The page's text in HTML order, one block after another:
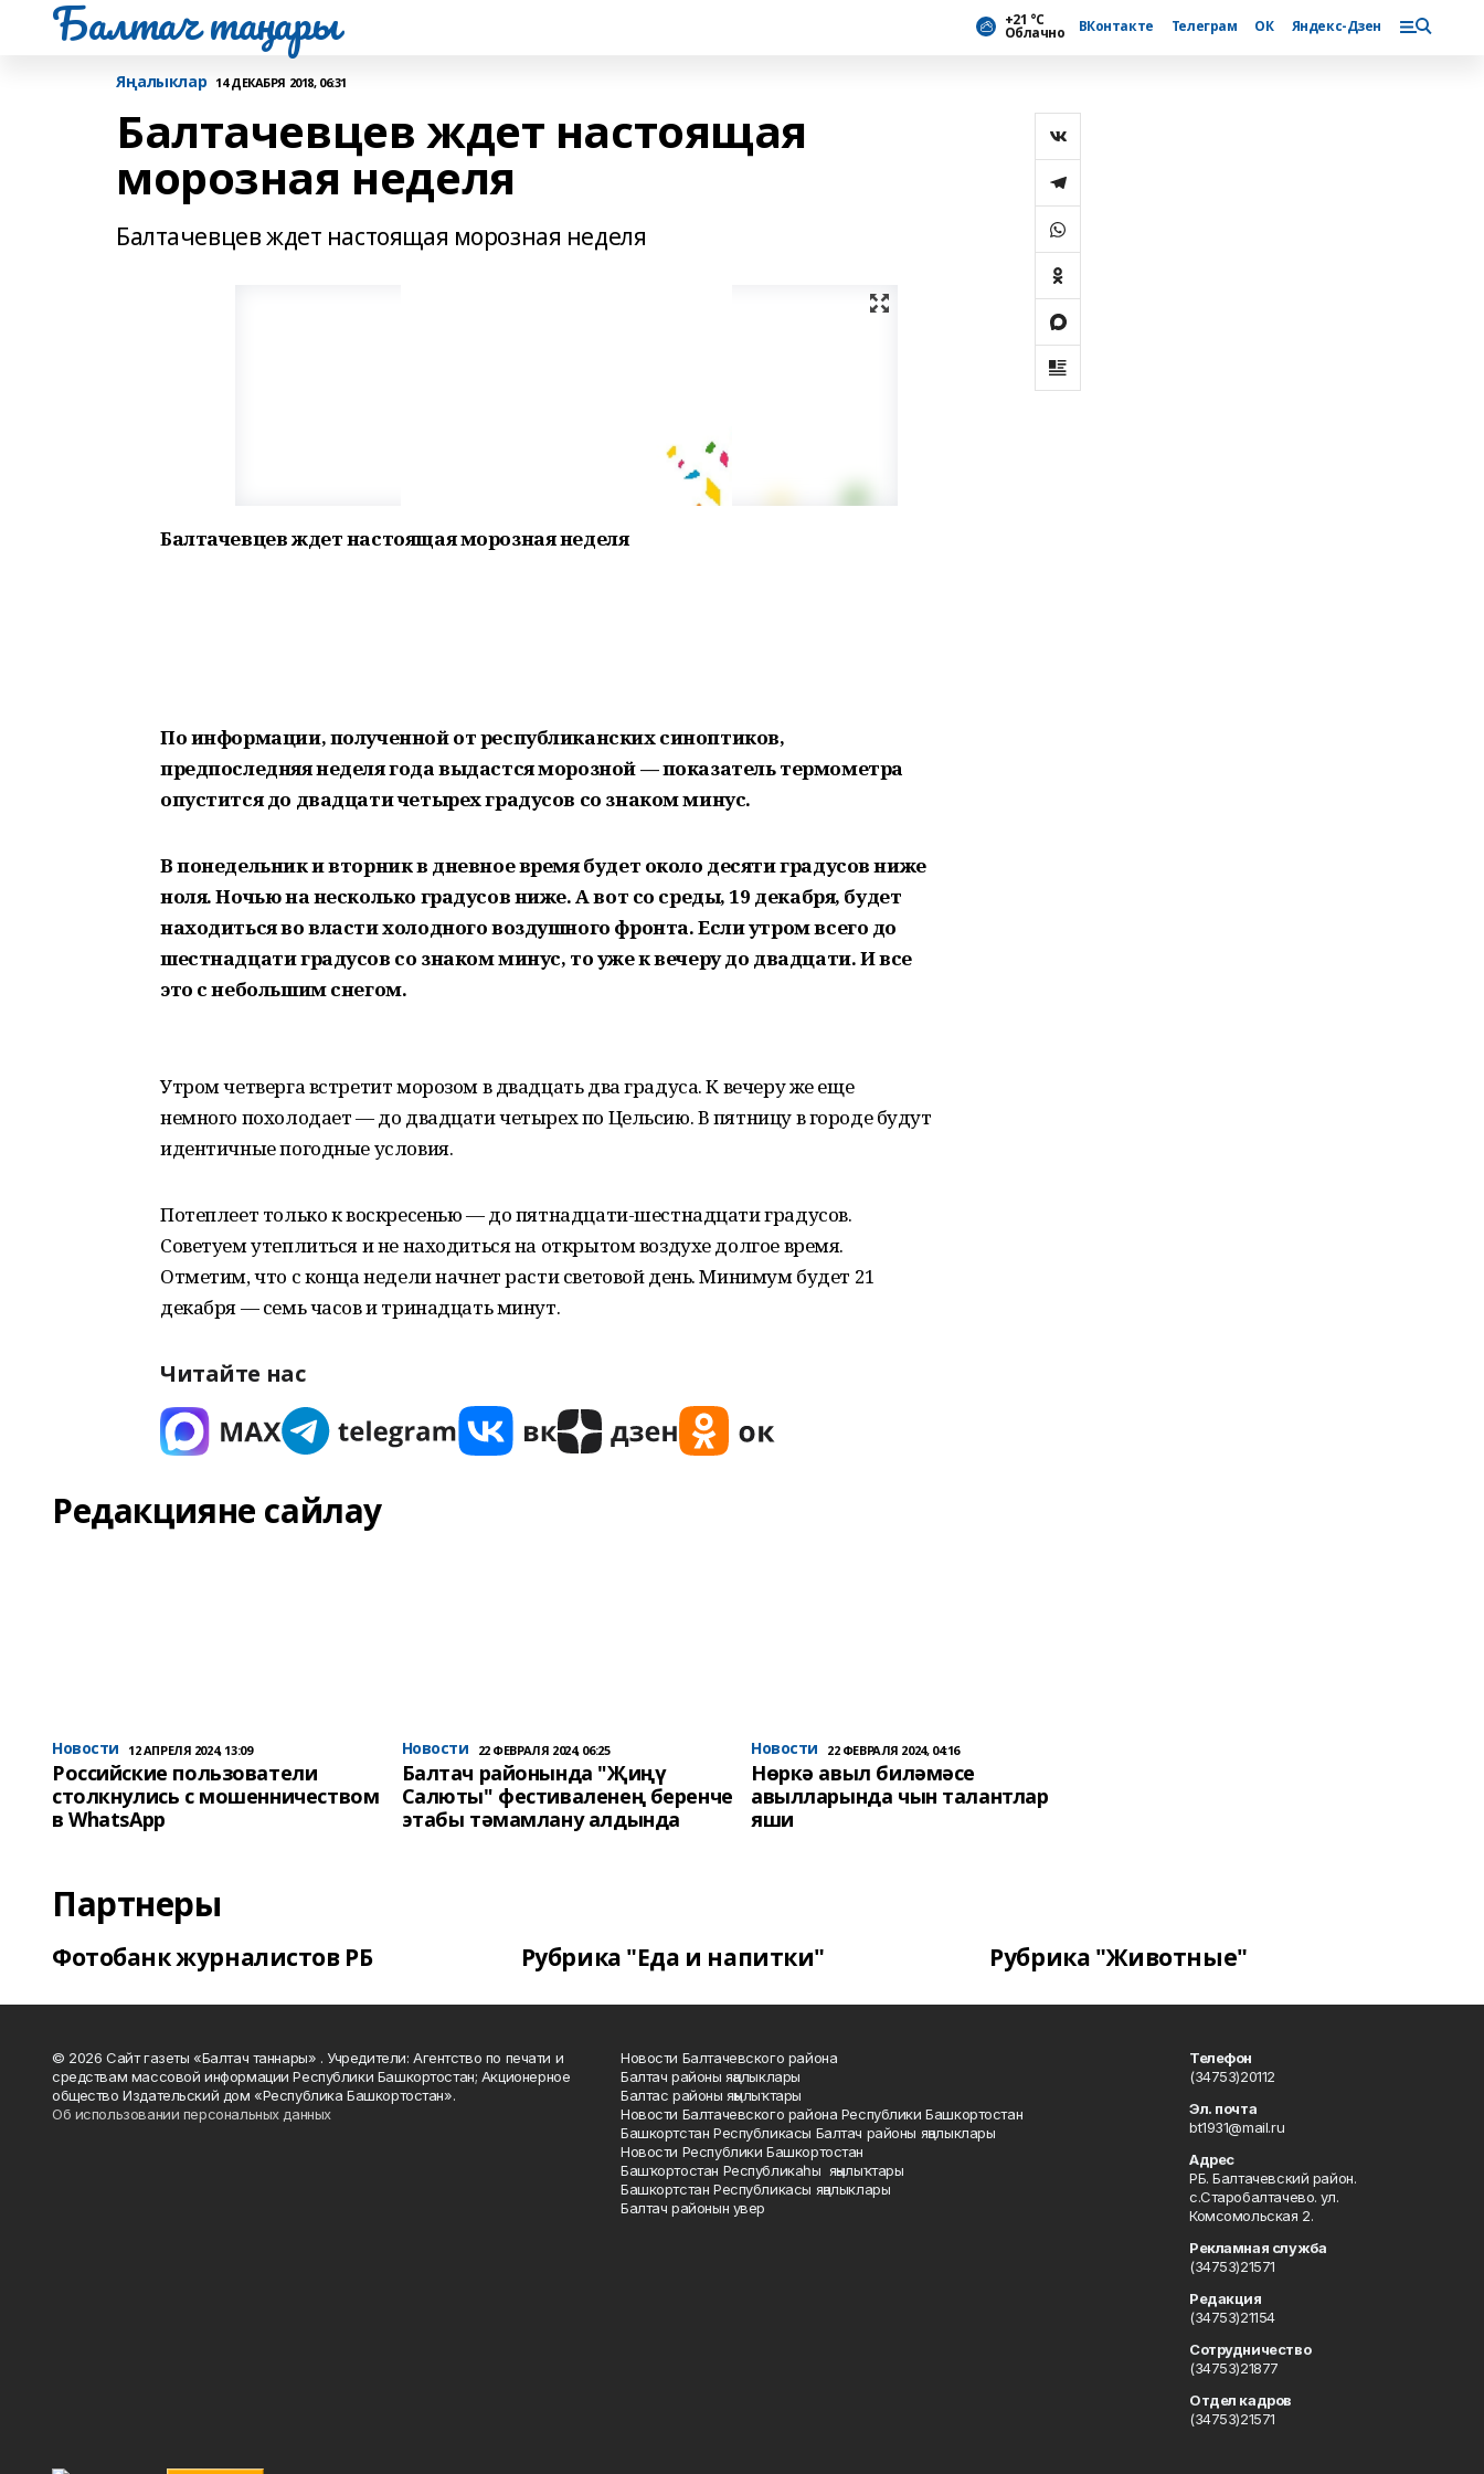
Балтач таңнары +21 °С
Облачно ВКонтакте Телеграм ОК Яндекс-Дзен
Яңалыклар 14 ДЕКАБРЯ 2018, 06:31
Балтачевцев ждет настоящая
морозная неделя
Балтачевцев ждет настоящая морозная неделя
Балтачевцев ждет настоящая морозная неделя
По информации, полученной от республиканских синоптиков,
предпоследняя неделя года выдастся морозной — показатель термометра
опустится до двадцати четырех градусов со знаком минус.
В понедельник и вторник в дневное время будет около десяти градусов ниже
ноля. Ночью на несколько градусов ниже. А вот со среды, 19 декабря, будет
находиться во власти холодного воздушного фронта. Если утром всего до
шестнадцати градусов со знаком минус, то уже к вечеру до двадцати. И все
это с небольшим снегом.
Утром четверга встретит морозом в двадцать два градуса. К вечеру же еще
немного похолодает — до двадцати четырех по Цельсию. В пятницу в городе будут
идентичные погодные условия.
Потеплеет только к воскресенью — до пятнадцати-шестнадцати градусов.
Советуем утеплиться и не находиться на открытом воздухе долгое время.
Отметим, что с конца недели начнет расти световой день. Минимум будет 21
декабря — семь часов и тринадцать минут.
Читайте нас
Редакцияне сайлау
Новости 12 АПРЕЛЯ 2024, 13:09
Российские пользователи
столкнулись с мошенничеством
в WhatsApp
Новости 22 ФЕВРАЛЯ 2024, 06:25
Балтач районында "Җиңү
Салюты" фестиваленең беренче
этабы тәмамлану алдында
Новости 22 ФЕВРАЛЯ 2024, 04:16
Нөркә авыл биләмәсе
авылларында чын талантлар
яши
Партнеры
Фотобанк журналистов РБ Рубрика "Еда и напитки" Рубрика "Животные"
© 2026 Сайт газеты «Балтач таннары» . Учредители: Агентство по печати и
средствам массовой информации Республики Башкортостан; Акционерное
общество Издательский дом «Республика Башкортостан».
Об использовании персональных данных
Новости Балтачевского района
Балтач районы яңалыклары
Балтас районы яңылыҡтары
Новости Балтачевского района Республики Башкортостан
Башкортстан Республикасы Балтач районы яңалыклары
Новости Республики Башкортостан
Башҡортостан Республикаһы яңылыҡтары
Башкортстан Республикасы яңалыклары
Балтач районын увер
Телефон
(34753)20112
Эл. почта
bt1931@mail.ru
Адрес
РБ. Балтачевский район.
с.Старобалтачево. ул.
Комсомольская 2.
Рекламная служба
(34753)21571
Редакция
(34753)21154
Сотрудничество
(34753)21877
Отдел кадров
(34753)21571